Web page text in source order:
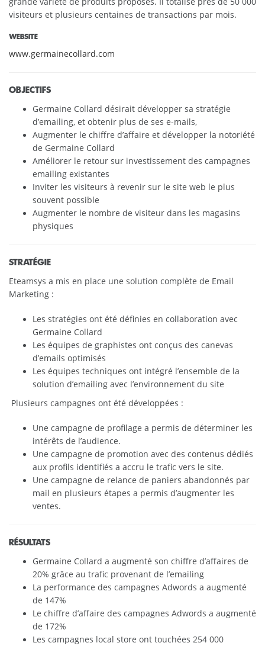
visiteurs et plusieurs centaines de transactions par mois.
WEBSITE
www.germainecollard.com
OBJECTIFS
Germaine Collard désirait développer sa stratégie
d’emailing, et obtenir plus de ses e-mails,
Augmenter le chiffre d’affaire et développer la notoriété
de Germaine Collard
Améliorer le retour sur investissement des campagnes
emailing existantes
Inviter les visiteurs à revenir sur le site web le plus
souvent possible
Augmenter le nombre de visiteur dans les magasins
physiques
STRATÉGIE
Eteamsys a mis en place une solution complète de Email
Marketing :
Les stratégies ont été définies en collaboration avec
Germaine Collard
Les équipes de graphistes ont conçus des canevas
d’emails optimisés
Les équipes techniques ont intégré l’ensemble de la
solution d’emailing avec l’environnement du site
Plusieurs campagnes ont été développées :
Une campagne de profilage a permis de déterminer les
intérêts de l’audience.
Une campagne de promotion avec des contenus dédiés
aux profils identifiés a accru le trafic vers le site.
Une campagne de relance de paniers abandonnés par
mail en plusieurs étapes a permis d’augmenter les
ventes.
RÉSULTATS
Germaine Collard a augmenté son chiffre d’affaires de
20% grâce au trafic provenant de l’emailing
La performance des campagnes Adwords a augmenté
de 147%
Le chiffre d’affaire des campagnes Adwords a augmenté
de 172%
Les campagnes local store ont touchées 254 000